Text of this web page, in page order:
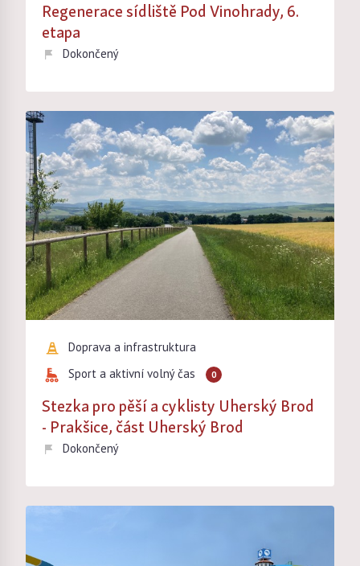
Regenerace sídliště Pod Vinohrady, 6.
etapa
Dokončený
Doprava a infrastruktura
Sport a aktivní volný čas
0
Stezka pro pěší a cyklisty Uherský Brod
- Prakšice, část Uherský Brod
Dokončený